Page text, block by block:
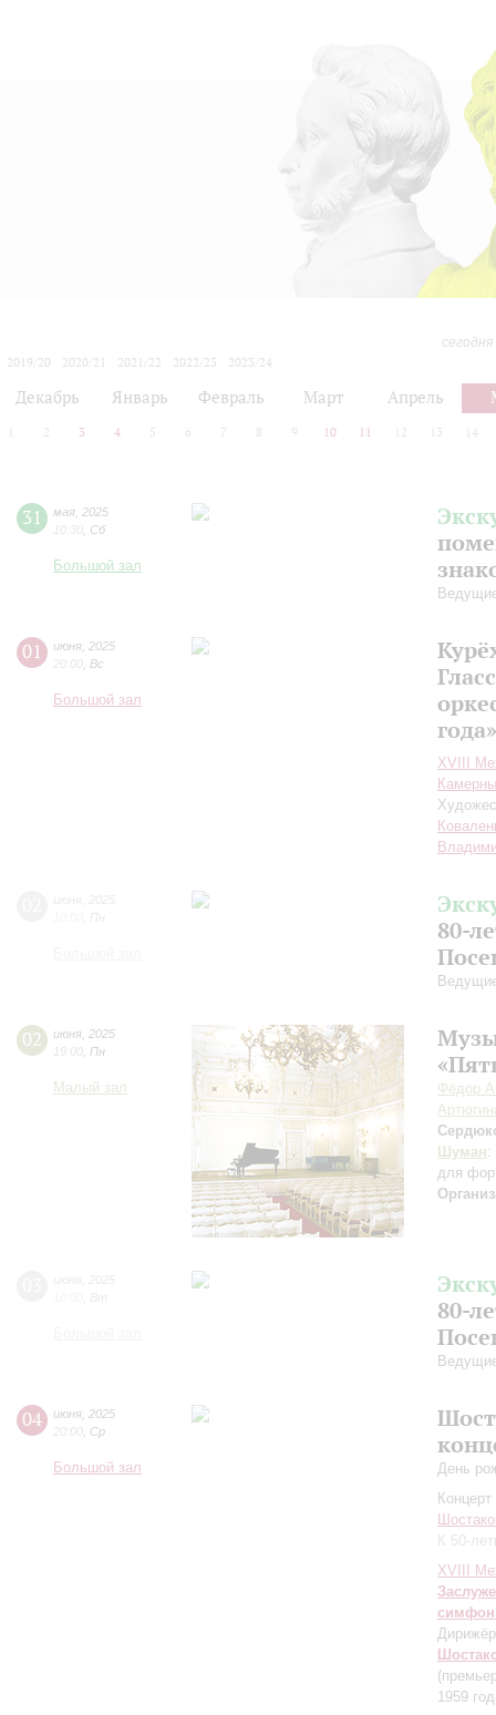
2019/20
2020/21 2021/22 2022/23
2023/24
Декабрь Январь Февраль Март Апрель
2 3 4 5 6 7 8 9 10 11 12 13 14
31 мая 2025
10:30 Сб
Большой зал
01 июня 2025
20:00 Вс
Большой зал
года»
XVIII
80-
02 июня 2025
19:00 Пн
Малый зал
Фёдор
Шуман:
для
80-
04 июня 2025
20:00 Ср
Большой зал
День
К 50-
XVIII
1959